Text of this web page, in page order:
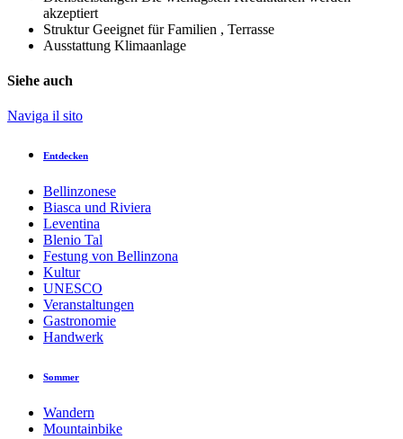
akzeptiert
Struktur Geeignet für Familien , Terrasse
Ausstattung Klimaanlage
Siehe auch
Naviga il sito
Entdecken
Bellinzonese
Biasca und Riviera
Leventina
Blenio Tal
Festung von Bellinzona
Kultur
UNESCO
Veranstaltungen
Gastronomie
Handwerk
Sommer
Wandern
Mountainbike